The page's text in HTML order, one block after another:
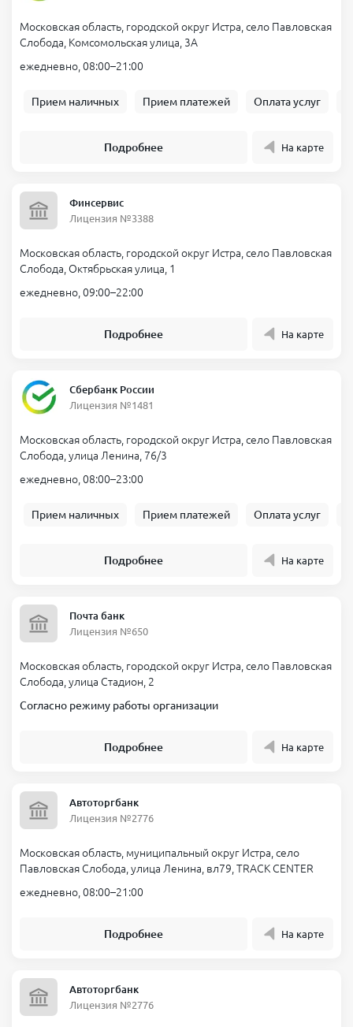
Московская область, городской округ Истра, село Павловская
Слобода, Комсомольская улица, 3А
ежедневно, 08:00–21:00
Прием наличных Прием платежей Оплата услуг
Подробнее На карте
Финсервис
Лицензия №3388
Московская область, городской округ Истра, село Павловская
Слобода, Октябрьская улица, 1
ежедневно, 09:00–22:00
Подробнее На карте
Сбербанк России
Лицензия №1481
Московская область, городской округ Истра, село Павловская
Слобода, улица Ленина, 76/3
ежедневно, 08:00–23:00
Прием наличных Прием платежей Оплата услуг
Подробнее На карте
Почта банк
Лицензия №650
Московская область, городской округ Истра, село Павловская
Слобода, улица Стадион, 2
Согласно режиму работы организации
Подробнее На карте
Автоторгбанк
Лицензия №2776
Московская область, муниципальный округ Истра, село
Павловская Слобода, улица Ленина, вл79, TRACK CENTER
ежедневно, 08:00–21:00
Подробнее На карте
Автоторгбанк
Лицензия №2776